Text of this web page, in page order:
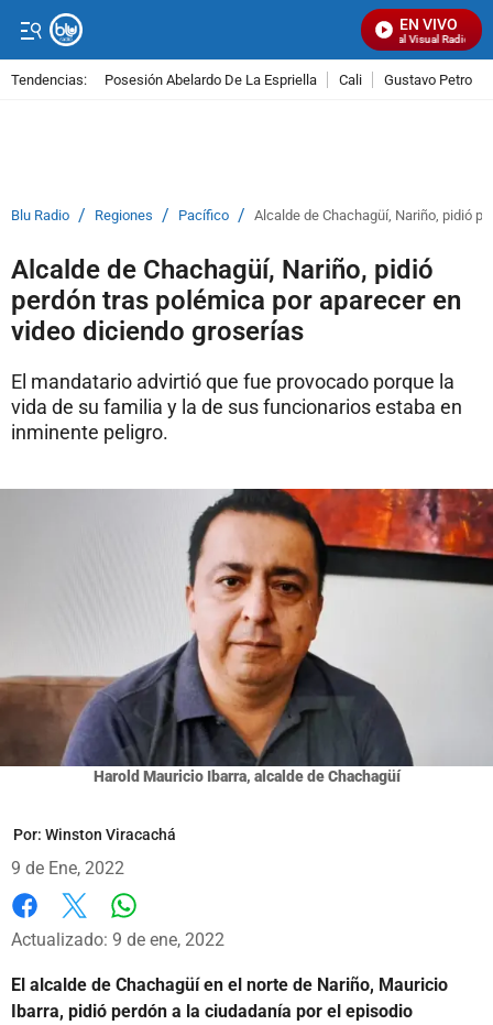
EN VIVO
Señal Visual Radio
Tendencias: Posesión Abelardo De La Espriella Cali Gustavo Petro
Blu Radio / Regiones / Pacífico / Alcalde de Chachagüí, Nariño, pidió
Alcalde de Chachagüí, Nariño, pidió
perdón tras polémica por aparecer en
video diciendo groserías
El mandatario advirtió que fue provocado porque la
vida de su familia y la de sus funcionarios estaba en
inminente peligro.
Harold Mauricio Ibarra, alcalde de Chachagüí
Por: Winston Viracachá
9 de Ene, 2022
Facebook
X
Actualizado: 9 de ene, 2022
El alcalde de Chachagüí en el norte de Nariño, Mauricio
Ibarra, pidió perdón a la ciudadanía por el episodio